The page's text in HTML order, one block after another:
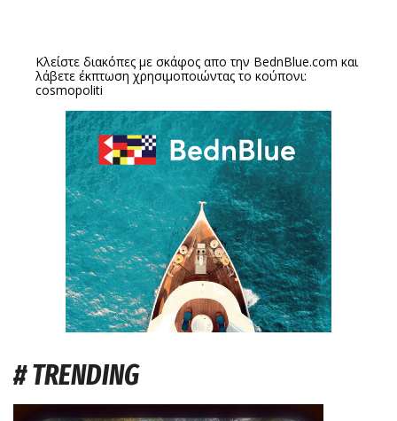
Κλείστε διακόπες με σκάφος απο την BednBlue.com και
λάβετε έκπτωση χρησιμοποιώντας το κούπονι:
cosmopoliti
# TRENDING